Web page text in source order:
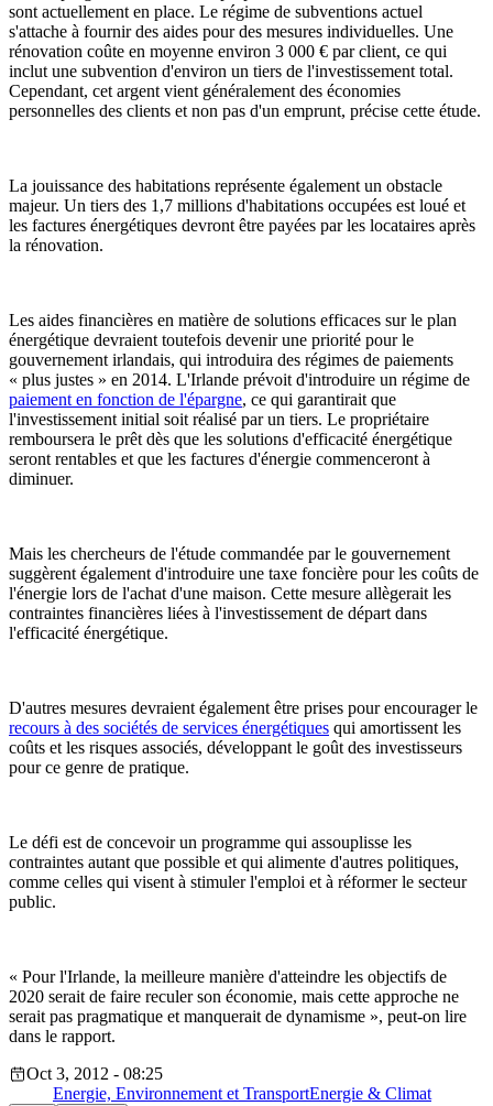
sont actuellement en place. Le régime de subventions actuel
s'attache à fournir des aides pour des mesures individuelles. Une
rénovation coûte en moyenne environ 3 000 € par client, ce qui
inclut une subvention d'environ un tiers de l'investissement total.
Cependant, cet argent vient généralement des économies
personnelles des clients et non pas d'un emprunt, précise cette étude.
La jouissance des habitations représente également un obstacle
majeur. Un tiers des 1,7 millions d'habitations occupées est loué et
les factures énergétiques devront être payées par les locataires après
la rénovation.
Les aides financières en matière de solutions efficaces sur le plan
énergétique devraient toutefois devenir une priorité pour le
gouvernement irlandais, qui introduira des régimes de paiements
« plus justes » en 2014. L'Irlande prévoit d'introduire un régime de
paiement en fonction de l'épargne, ce qui garantirait que
l'investissement initial soit réalisé par un tiers. Le propriétaire
remboursera le prêt dès que les solutions d'efficacité énergétique
seront rentables et que les factures d'énergie commenceront à
diminuer.
Mais les chercheurs de l'étude commandée par le gouvernement
suggèrent également d'introduire une taxe foncière pour les coûts de
l'énergie lors de l'achat d'une maison. Cette mesure allègerait les
contraintes financières liées à l'investissement de départ dans
l'efficacité énergétique.
D'autres mesures devraient également être prises pour encourager le
recours à des sociétés de services énergétiques qui amortissent les
coûts et les risques associés, développant le goût des investisseurs
pour ce genre de pratique.
Le défi est de concevoir un programme qui assouplisse les
contraintes autant que possible et qui alimente d'autres politiques,
comme celles qui visent à stimuler l'emploi et à réformer le secteur
public.
« Pour l'Irlande, la meilleure manière d'atteindre les objectifs de
2020 serait de faire reculer son économie, mais cette approche ne
serait pas pragmatique et manquerait de dynamisme », peut-on lire
dans le rapport.
Oct 3, 2012 - 08:25
Energie, Environnement et TransportEnergie & Climat